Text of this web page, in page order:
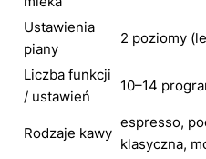
Ustawienia
piany
2 poziomy
Liczba funkcji
/ ustawień
10–14
Rodzaje kawy
espresso,
klasyczna,